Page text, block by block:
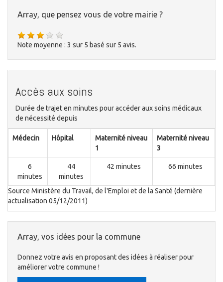
Array, que pensez vous de votre mairie ?
Note moyenne : 3 sur 5 basé sur 5 avis.
Accès aux soins
Durée de trajet en minutes pour accéder aux soins médicaux
de nécessité depuis
Médecin Hôpital
Maternité niveau
1
Maternité niveau
3
6
minutes
44
minutes
42 minutes 66 minutes
Source Ministère du Travail, de l'Emploi et de la Santé (dernière
actualisation 05/12/2011)
Array, vos idées pour la commune
Donnez votre avis en proposant des idées à réaliser pour
améliorer votre commune !